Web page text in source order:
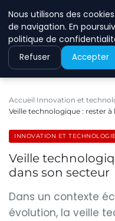
Accueil Innovation et
Veille technologique : rester
INNOVATION ET TECHNOLOGIE
Veille
dans son secteur
Dans un contexte
évolution, la veille
Nous utilisons des
de navigation. En
politique de
Refuser Accepter